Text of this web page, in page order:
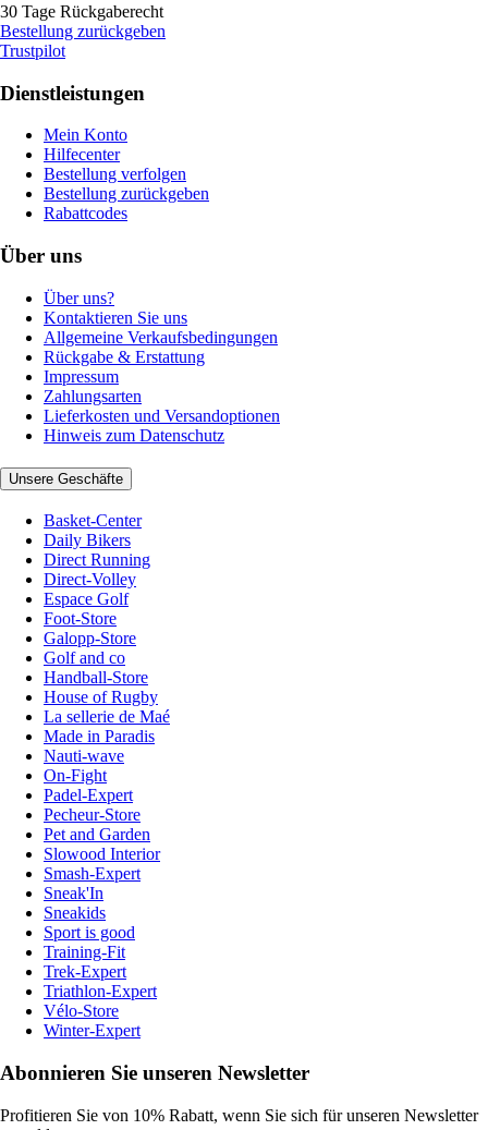
30 Tage Rückgaberecht
Bestellung zurückgeben
Trustpilot
Dienstleistungen
Mein Konto
Hilfecenter
Bestellung verfolgen
Bestellung zurückgeben
Rabattcodes
Über uns
Über uns?
Kontaktieren Sie uns
Allgemeine Verkaufsbedingungen
Rückgabe & Erstattung
Impressum
Zahlungsarten
Lieferkosten und Versandoptionen
Hinweis zum Datenschutz
Unsere Geschäfte
Basket-Center
Daily Bikers
Direct Running
Direct-Volley
Espace Golf
Foot-Store
Galopp-Store
Golf and co
Handball-Store
House of Rugby
La sellerie de Maé
Made in Paradis
Nauti-wave
On-Fight
Padel-Expert
Pecheur-Store
Pet and Garden
Slowood Interior
Smash-Expert
Sneak'In
Sneakids
Sport is good
Training-Fit
Trek-Expert
Triathlon-Expert
Vélo-Store
Winter-Expert
Abonnieren Sie unseren Newsletter
Profitieren Sie von 10% Rabatt, wenn Sie sich für unseren Newsletter